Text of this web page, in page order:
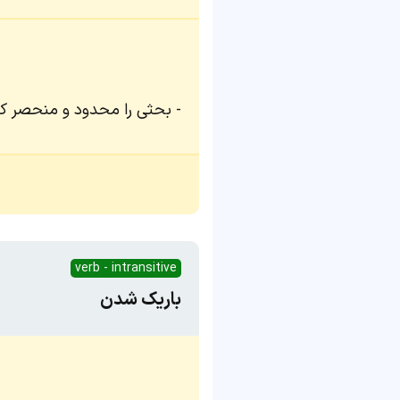
بحثی را محدود و منحصر
verb - intransitive
باریک شدن